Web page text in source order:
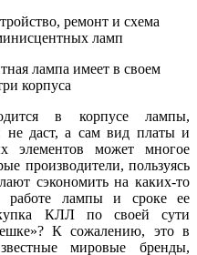
лампа имеет в своем
корпуса
в корпусе лампы,
не даст, а сам вид платы и
элементов может многое
производители, пользуясь
сэкономить на каких-то
работе лампы и сроке ее
КЛЛ по своей сути
К сожалению, это в
мировые бренды,